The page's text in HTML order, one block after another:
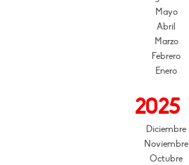
Mayo
Abril
Marzo
Febrero
Enero
2025
Diciembre
Noviembre
Octubre